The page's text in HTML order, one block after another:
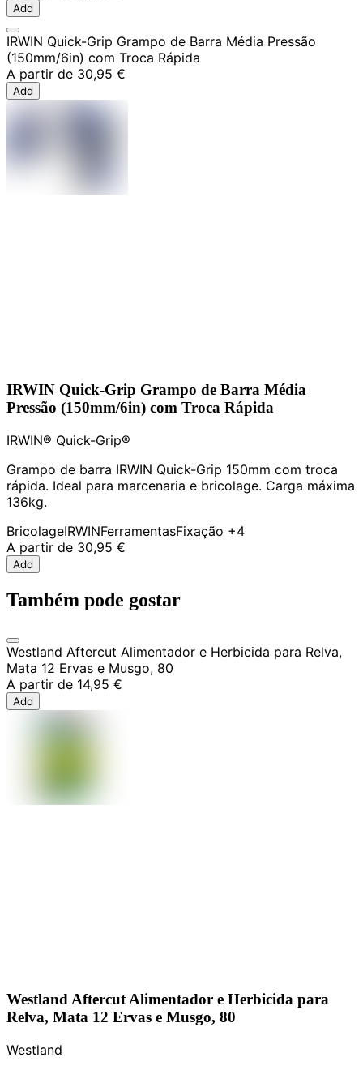
Add
IRWIN Quick-Grip Grampo de Barra Média Pressão
(150mm/6in) com Troca Rápida
A partir de 30,95 €
Add
IRWIN Quick-Grip Grampo de Barra Média
Pressão (150mm/6in) com Troca Rápida
IRWIN® Quick-Grip®
Grampo de barra IRWIN Quick-Grip 150mm com troca
rápida. Ideal para marcenaria e bricolage. Carga máxima
136kg.
BricolageIRWINFerramentasFixação +4
A partir de 30,95 €
Add
Também pode gostar
Westland Aftercut Alimentador e Herbicida para Relva,
Mata 12 Ervas e Musgo, 80
A partir de 14,95 €
Add
Westland Aftercut Alimentador e Herbicida para
Relva, Mata 12 Ervas e Musgo, 80
Westland